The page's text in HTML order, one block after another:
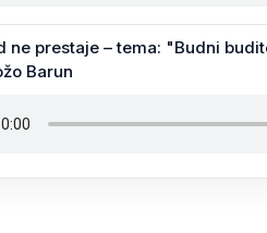
ne prestaje – tema: "Budni
Barun